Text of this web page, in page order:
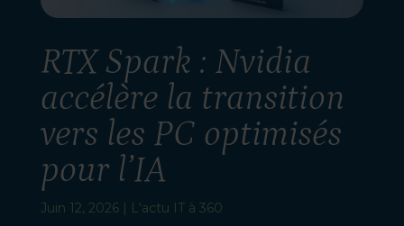
RTX Spark : Nvidia
accélère la transition
vers les PC optimisés
pour l’IA
Juin 12, 2026| L'actu IT à 360